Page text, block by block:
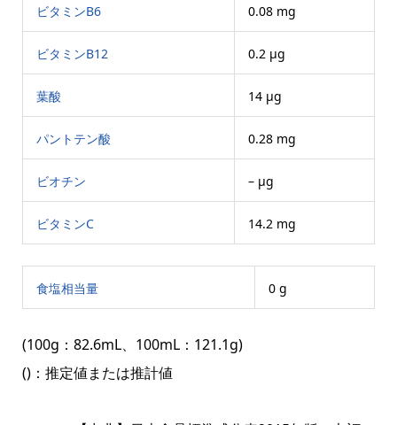
ビタミンB6 0.08 mg
ビタミンB12 0.2 μg
葉酸 14 μg
パントテン酸 0.28 mg
ビオチン – μg
ビタミンC 14.2 mg
食塩相当量 0 g
(100g：82.6mL、100mL：121.1g)
()：推定値または推計値